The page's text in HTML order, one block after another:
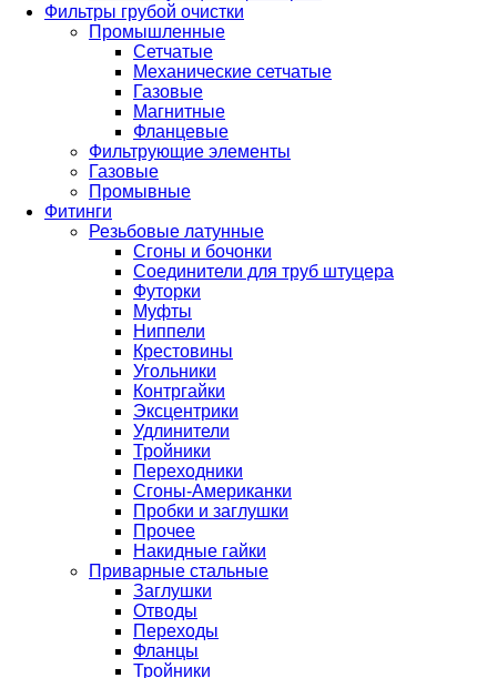
Фильтры грубой очистки
Промышленные
Сетчатые
Механические сетчатые
Газовые
Магнитные
Фланцевые
Фильтрующие элементы
Газовые
Промывные
Фитинги
Резьбовые латунные
Сгоны и бочонки
Соединители для труб штуцера
Футорки
Муфты
Ниппели
Крестовины
Угольники
Контргайки
Эксцентрики
Удлинители
Тройники
Переходники
Сгоны-Американки
Пробки и заглушки
Прочее
Накидные гайки
Приварные стальные
Заглушки
Отводы
Переходы
Фланцы
Тройники